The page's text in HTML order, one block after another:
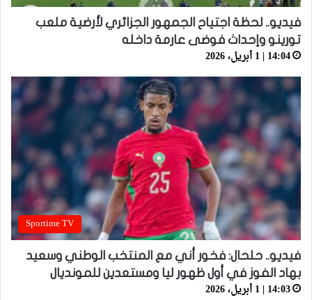
فيديو.. لحظة اجتياح الجمهور الجزائري لأرضية ملعب
تورينو وإحداث فوضى عارمة داخله
14:04 | 1 أبريل، 2026
Sportime TV
فيديو.. حلحال: فخور أني مع المنتخب الوطني وسعيد
بهاد الفوز في أول ظهور ليا ومستعدين للمونديال
14:03 | 1 أبريل، 2026